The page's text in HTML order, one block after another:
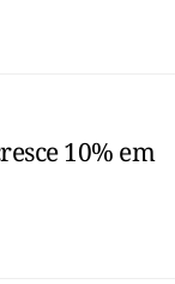
10% em